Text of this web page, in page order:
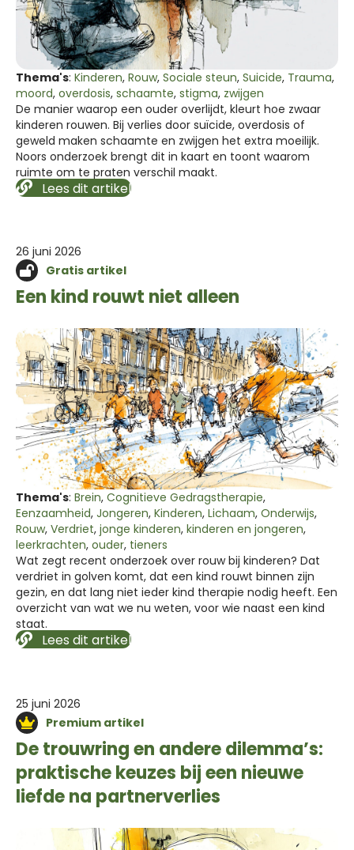
Thema's: Kinderen, Rouw, Sociale steun, Suicide, Trauma,
moord, overdosis, schaamte, stigma, zwijgen
De manier waarop een ouder overlijdt, kleurt hoe zwaar
kinderen rouwen. Bij verlies door suïcide, overdosis of
geweld maken schaamte en zwijgen het extra moeilijk.
Noors onderzoek brengt dit in kaart en toont waarom
ruimte om te praten verschil maakt.
Lees dit artikel
26 juni 2026
Gratis artikel
Een kind rouwt niet alleen
Thema's: Brein, Cognitieve Gedragstherapie,
Eenzaamheid, Jongeren, Kinderen, Lichaam, Onderwijs,
Rouw, Verdriet, jonge kinderen, kinderen en jongeren,
leerkrachten, ouder, tieners
Wat zegt recent onderzoek over rouw bij kinderen? Dat
verdriet in golven komt, dat een kind rouwt binnen zijn
gezin, en dat lang niet ieder kind therapie nodig heeft. Een
overzicht van wat we nu weten, voor wie naast een kind
staat.
Lees dit artikel
25 juni 2026
Premium artikel
De trouwring en andere dilemma’s:
praktische keuzes bij een nieuwe
liefde na partnerverlies